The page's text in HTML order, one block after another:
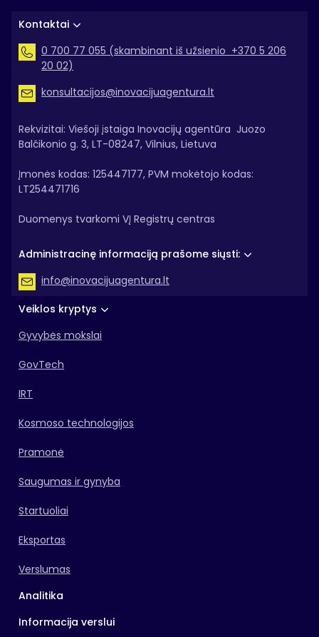
Veiklos kryptys
Gyvybės mokslai
GovTech
IRT
Kosmoso technologijos
Pramonė
Saugumas ir gynyba
Startuoliai
Eksportas
Verslumas
Analitika
Informacija verslui
Kontaktai
0 700 77 055 (skambinant iš užsienio +370 5 206
20 02)
konsultacijos@inovacijuagentura.lt
Rekvizitai: Viešoji įstaiga Inovacijų agentūra Juozo
Balčikonio g. 3, LT-08247, Vilnius, Lietuva
Įmonės kodas: 125447177, PVM mokėtojo kodas:
LT254471716
Duomenys tvarkomi VĮ Registrų centras
Administracinę informaciją prašome siųsti:
info@inovacijuagentura.lt